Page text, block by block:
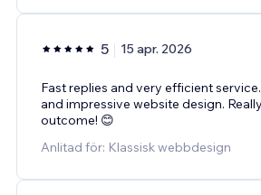
5 15 apr. 2026
Fast replies and very efficient
and impressive website design.
outcome! 😊
Anlitad för: Klassisk webbdesign